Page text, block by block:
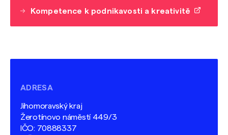
Kompetence k podnikavosti a kreativitě
ADRESA
Jihomoravský kraj
Žerotínovo náměstí 449/3
IČO: 70888337